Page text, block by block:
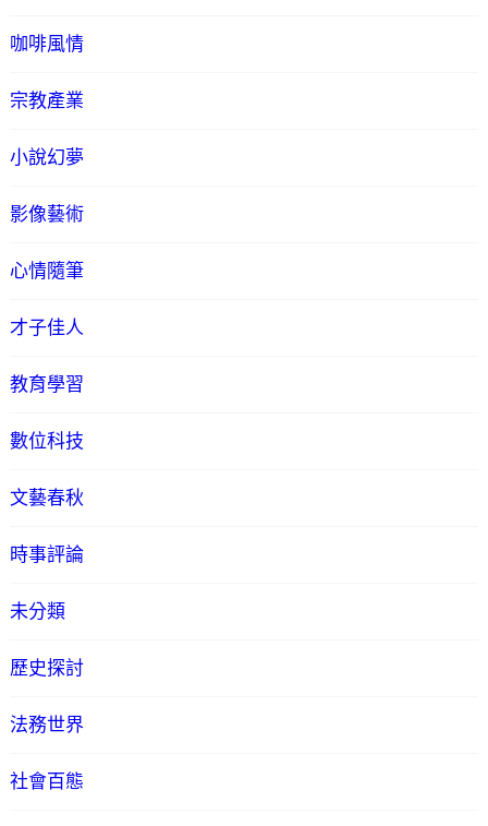
咖啡風情
宗教產業
小說幻夢
影像藝術
心情隨筆
才子佳人
教育學習
數位科技
文藝春秋
時事評論
未分類
歷史探討
法務世界
社會百態